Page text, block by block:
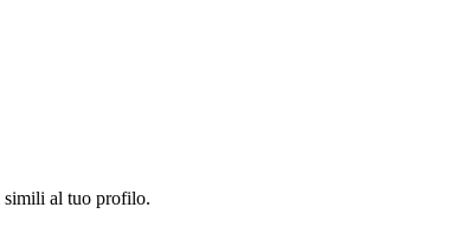
simili al tuo profilo.